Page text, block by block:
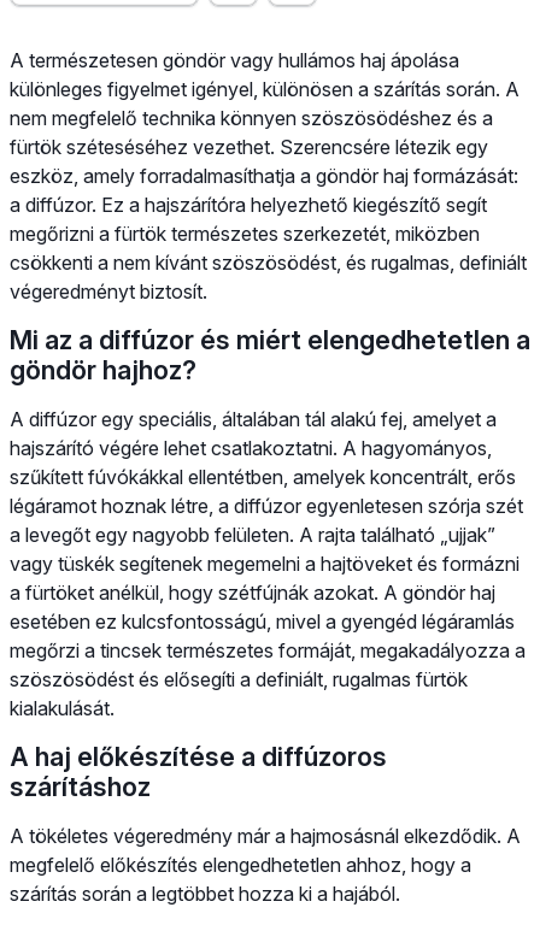
A természetesen göndör vagy hullámos haj ápolása
különleges figyelmet igényel, különösen a szárítás során. A
nem megfelelő technika könnyen szöszösödéshez és a
fürtök széteséséhez vezethet. Szerencsére létezik egy
eszköz, amely forradalmasíthatja a göndör haj formázását:
a diffúzor. Ez a hajszárítóra helyezhető kiegészítő segít
megőrizni a fürtök természetes szerkezetét, miközben
csökkenti a nem kívánt szöszösödést, és rugalmas, definiált
végeredményt biztosít.
Mi az a diffúzor és miért elengedhetetlen a
göndör hajhoz?
A diffúzor egy speciális, általában tál alakú fej, amelyet a
hajszárító végére lehet csatlakoztatni. A hagyományos,
szűkített fúvókákkal ellentétben, amelyek koncentrált, erős
légáramot hoznak létre, a diffúzor egyenletesen szórja szét
a levegőt egy nagyobb felületen. A rajta található „ujjak”
vagy tüskék segítenek megemelni a hajtöveket és formázni
a fürtöket anélkül, hogy szétfújnák azokat. A göndör haj
esetében ez kulcsfontosságú, mivel a gyengéd légáramlás
megőrzi a tincsek természetes formáját, megakadályozza a
szöszösödést és elősegíti a definiált, rugalmas fürtök
kialakulását.
A haj előkészítése a diffúzoros
szárításhoz
A tökéletes végeredmény már a hajmosásnál elkezdődik. A
megfelelő előkészítés elengedhetetlen ahhoz, hogy a
szárítás során a legtöbbet hozza ki a hajából.